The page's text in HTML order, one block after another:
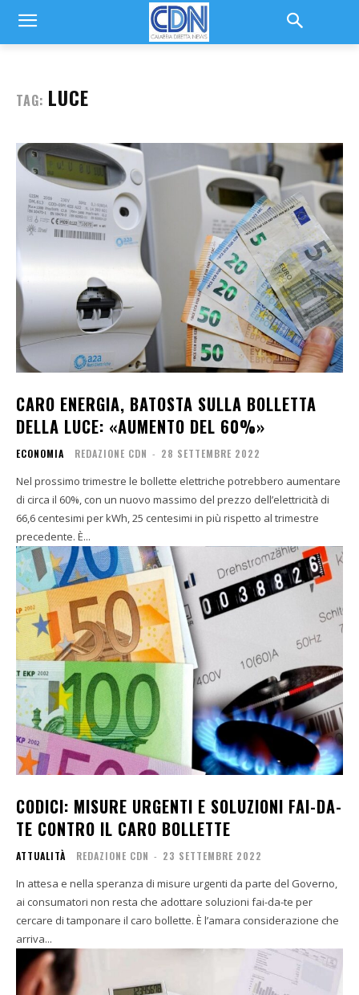
TAG: LUCE
CARO ENERGIA, BATOSTA SULLA BOLLETTA
DELLA LUCE: «AUMENTO DEL 60%»
ECONOMIA REDAZIONE CDN - 28 SETTEMBRE 2022
Nel prossimo trimestre le bollette elettriche potrebbero aumentare
di circa il 60%, con un nuovo massimo del prezzo dell’elettricità di
66,6 centesimi per kWh, 25 centesimi in più rispetto al trimestre
precedente. È...
CODICI: MISURE URGENTI E SOLUZIONI FAI-DA-
TE CONTRO IL CARO BOLLETTE
ATTUALITÀ REDAZIONE CDN - 23 SETTEMBRE 2022
In attesa e nella speranza di misure urgenti da parte del Governo,
ai consumatori non resta che adottare soluzioni fai-da-te per
cercare di tamponare il caro bollette. È l’amara considerazione che
arriva...